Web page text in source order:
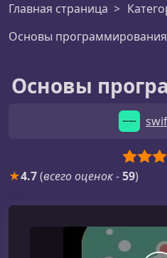
Главная страница
Основы программирования
Основы
★4.7(всего оценок-59)